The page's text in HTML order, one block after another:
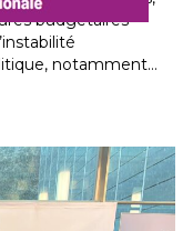
budgétaires
notamment…